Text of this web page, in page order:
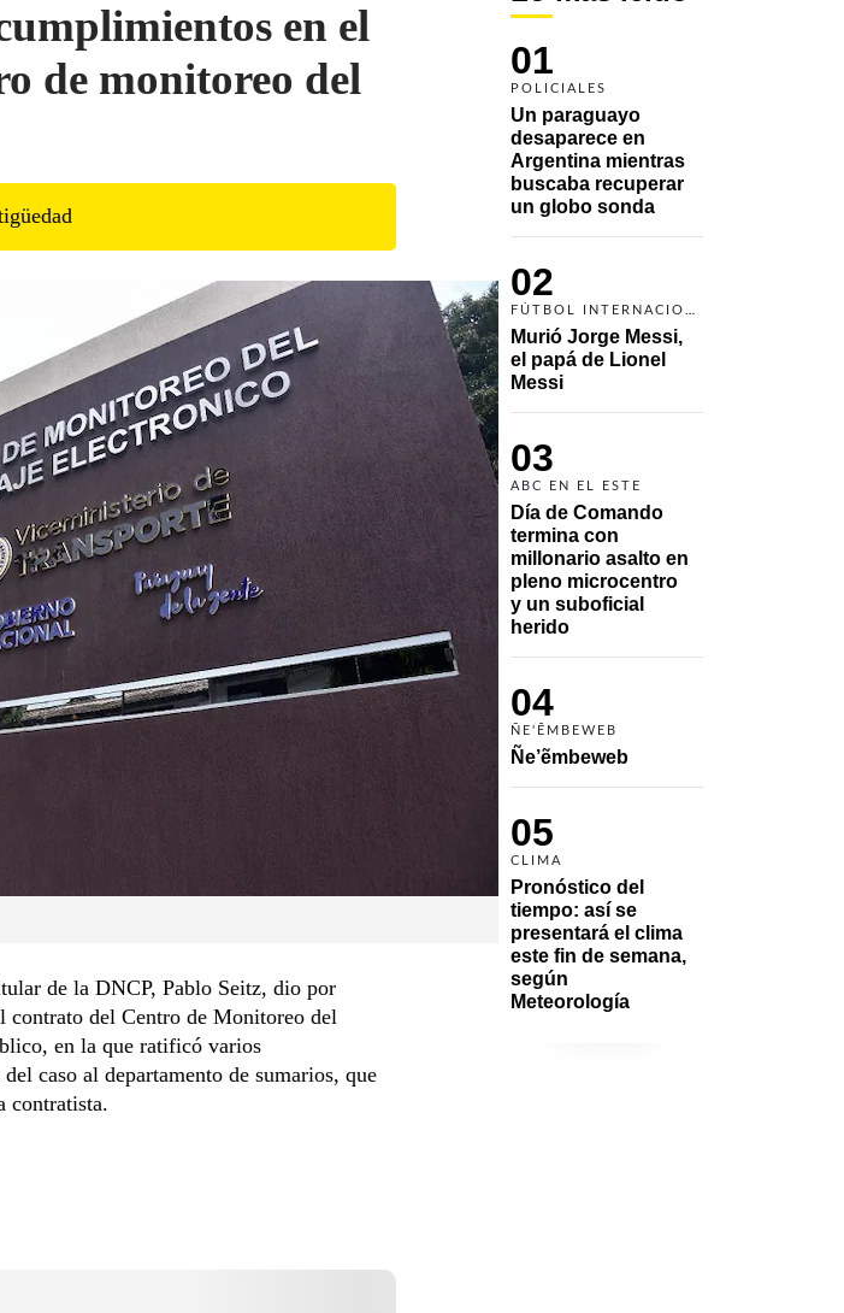
01
POLICIALES
Un paraguayo
desaparece en
Argentina mientras
buscaba recuperar
un globo sonda
02
Murió Jorge Messi,
el papá de Lionel
Messi
03
ABC EN EL ESTE
Día de Comando
termina con
millonario asalto en
pleno microcentro
y un suboficial
herido
04
ÑE'ẼMBEWEB
Ñe’ẽmbeweb
05
CLIMA
Pronóstico del
tiempo: así se
presentará el clima
este fin de semana,
según
Meteorología
en el
de monitoreo del
de la DNCP, Pablo Seitz, dio por
del Centro de Monitoreo del
en la que ratificó varios
caso al departamento de sumarios, que
contratista.